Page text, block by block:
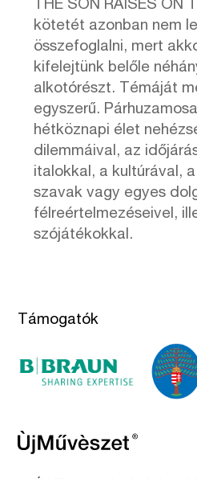
THE SON RAISES ON
kötetét azonban nem
összefoglalni, mert
kifelejtünk belőle
alkotórészt. Témáját
egyszerű.
hétköznapi élet
dilemmáival, az
italokkal, a kultúrával,
szavak vagy egyes
félreértelmezéseivel,
szójátékokkal.
Támogatók